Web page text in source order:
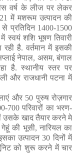
वर्ष के लीज पर लेकर
में मशरूम उत्पादन की
प्रतिदिन 1400-1500
स्वयं शशि भूषण तिवारी
है. वर्तमान में इसकी
नेपाल, असम,बंगाल
है. स्थानीय स्तर पर
और राजधानी पटना में
और 50 पुरुष रोज़गार
700 परिवारों का भरण-
उसके खाद तैयार करने मे
गेहूं की भूसी, नारियल का
उत्पादन30 दिनों में
को शुरू करने में चार